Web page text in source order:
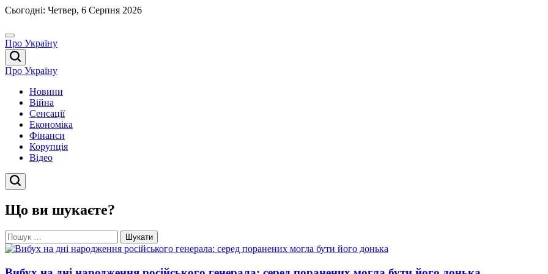
Перейти
вмісту
Сьогодні: Четвер, 6 Серпня 2026
Про Україну
Про Україну
Новини
Війна
Сенсації
Економіка
Фінанси
Корупція
Відео
Що ви шукаєте?
Пошук: